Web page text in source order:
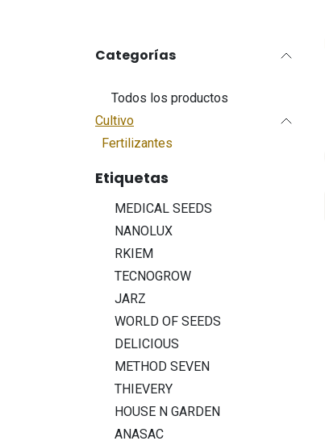
Categorías
Todos los productos
Cultivo
Fertilizantes
Etiquetas
MEDICAL SEEDS
NANOLUX
RKIEM
TECNOGROW
JARZ
WORLD OF SEEDS
DELICIOUS
METHOD SEVEN
THIEVERY
HOUSE N GARDEN
ANASAC